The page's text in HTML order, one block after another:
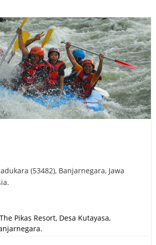
(53482), Banjarnegara, Jawa
Pikas Resort, Desa Kutayasa,